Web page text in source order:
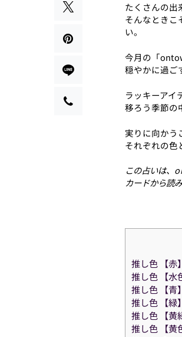
たくさんの出
そんなときこ
い。
今月の「
穏やかに過ご
ラッキーアイ
移ろう季節の
実りに向かう
それぞれの色
この占いは、
カードから読
推し色 【赤】
推し色 【水
推し色 【青】
推し色 【緑】
推し色 【黄
推し色 【黄